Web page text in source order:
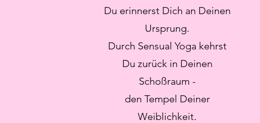
Du erinnerst Dich an Deinen
Ursprung.
Durch Sensual Yoga kehrst
Du zurück in Deinen
Schoßraum -
den Tempel Deiner
Weiblichkeit.